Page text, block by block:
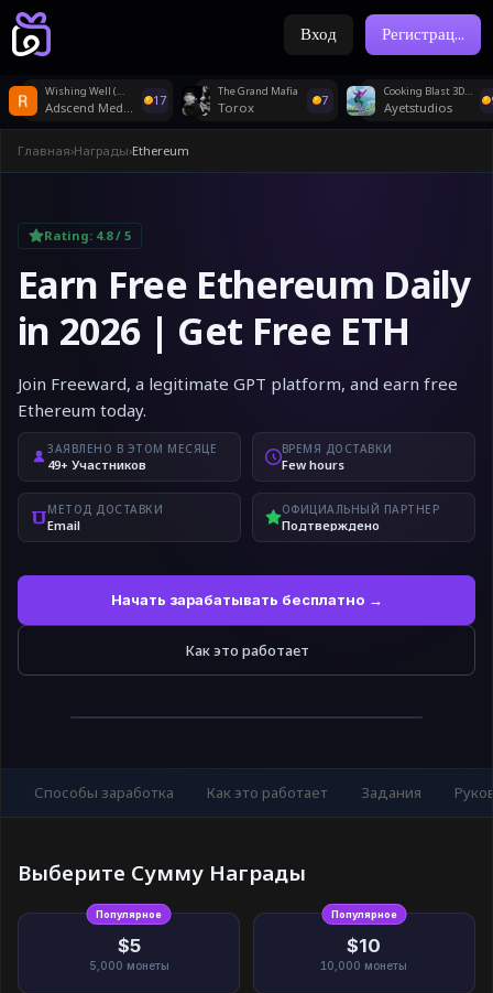
Вход Регистрац...
Wishing Well (WW) - Android - WW - CPE
Adscend Media 17
The Grand Mafia
Torox 7
Cooking Blast 3D : Hexa Match
Ayetstudios
Главная›Награды›Ethereum
Rating: 4.8/ 5
Earn Free Ethereum Daily
in 2026 | Get Free ETH
Join Freeward, a legitimate GPT platform, and earn free
Ethereum today.
ЗАЯВЛЕНО В ЭТОМ МЕСЯЦЕ
49+ Участников
ВРЕМЯ ДОСТАВКИ
Few hours
МЕТОД ДОСТАВКИ
Email
ОФИЦИАЛЬНЫЙ ПАРТНЕР
Подтверждено
Начать зарабатывать бесплатно →
Как это работает
Способы заработка Как это работает Задания
Выберите Сумму Награды
Популярное
$5
5,000 монеты
Популярное
$10
10,000 монеты